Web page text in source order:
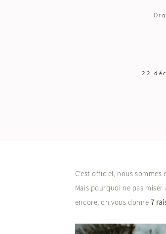
22
C’est officiel, nous
Mais pourquoi ne pas
encore, on vous donne 7